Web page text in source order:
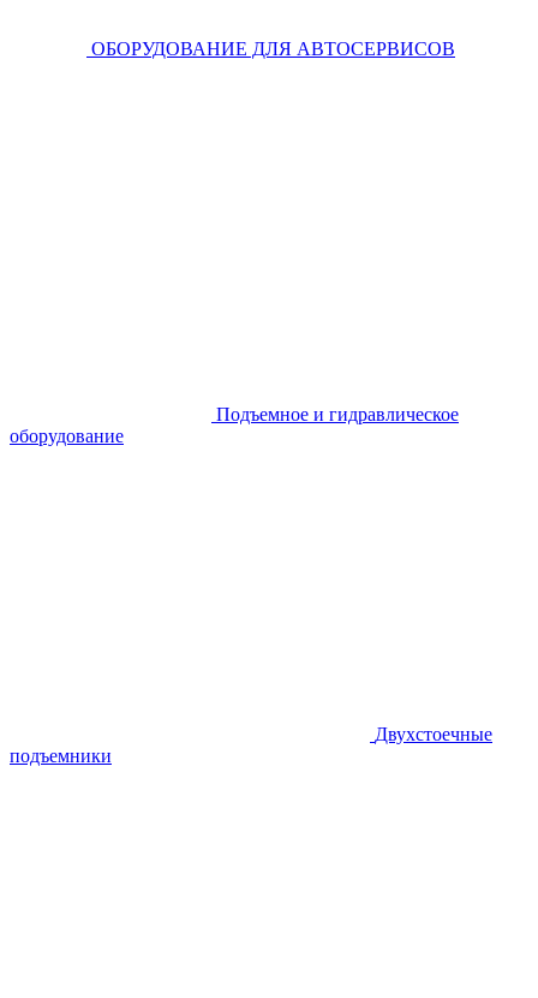
ОБОРУДОВАНИЕ ДЛЯ АВТОСЕРВИСОВ
Подъемное и гидравлическое
оборудование
Двухстоечные
подъемники